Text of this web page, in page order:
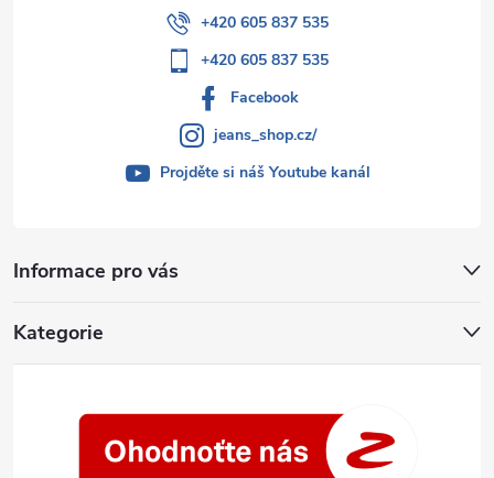
Informace pro vás
Kategorie
+420 605 837 535
+420 605 837 535
Facebook
jeans_shop.cz/
Projděte si náš Youtube kanál